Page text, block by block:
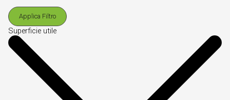
Applica Filtro
Superficie utile